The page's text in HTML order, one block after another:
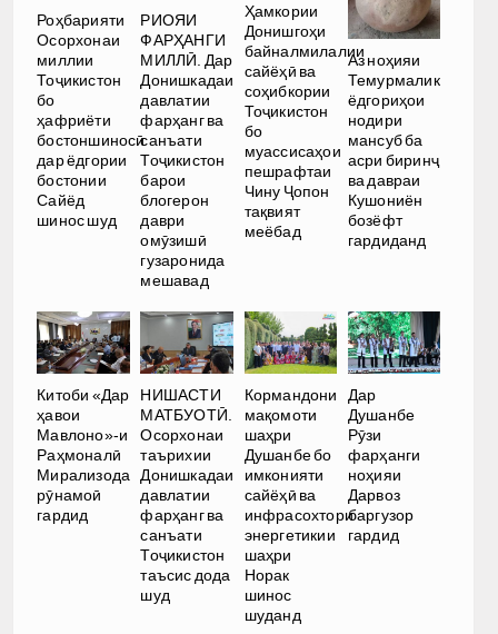
Роҳбарияти
Осорхонаи
миллии
Тоҷикистон
бо
ҳафриёти
бостоншиносӣ
дар ёдгории
бостонии
Сайёд
шинос шуд
РИОЯИ
ФАРҲАНГИ
МИЛЛӢ. Дар
Донишкадаи
давлатии
фарҳанг ва
санъати
Тоҷикистон
барои
блогерон
даври
омӯзишӣ
гузаронида
мешавад
Ҳамкории
Донишгоҳи
байналмилалии
сайёҳӣ ва
соҳибкории
Тоҷикистон
бо
муассисаҳои
пешрафтаи
Чину Ҷопон
тақвият
меёбад
Аз ноҳияи
Темурмалик
ёдгориҳои
нодири
мансуб ба
асри биринҷ
ва давраи
Кушониён
бозёфт
гардиданд
Китоби «Дар
ҳавои
Мавлоно»-и
Раҳмоналӣ
Мирализода
рӯнамоӣ
гардид
НИШАСТИ
МАТБУОТӢ.
Осорхонаи
таърихии
Донишкадаи
давлатии
фарҳанг ва
санъати
Тоҷикистон
таъсис дода
шуд
Кормандони
мақомоти
шаҳри
Душанбе бо
имконияти
сайёҳӣ ва
инфрасохтори
энергетикии
шаҳри
Норак
шинос
шуданд
Дар
Душанбе
Рӯзи
фарҳанги
ноҳияи
Дарвоз
баргузор
гардид